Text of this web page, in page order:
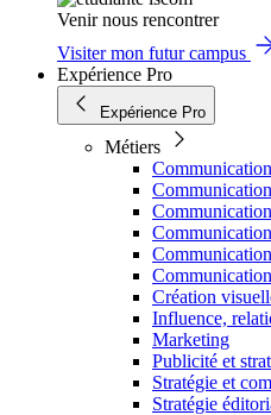
Venir nous rencontrer
Visiter mon futur campus
Expérience Pro
Expérience Pro
Métiers
Création
Influence,
Marketing
Publicité et
Stratégie et
Stratégie